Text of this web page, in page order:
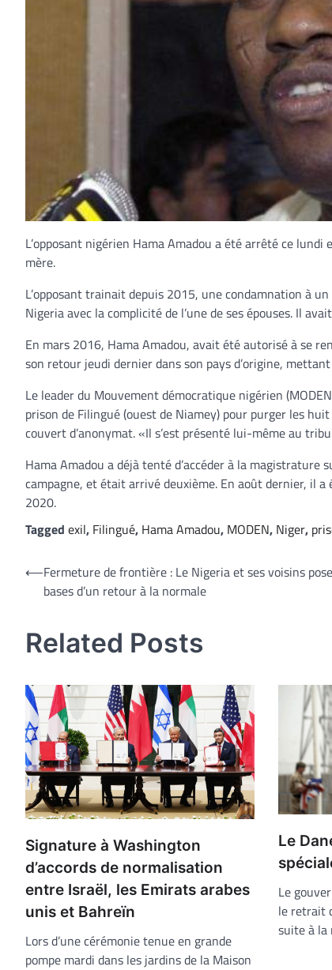
L’opposant nigérien Hama Amadou a été arrêté ce
mère.
L’opposant trainait depuis 2015, une condamnation à
Nigeria avec la complicité de l’une de ses épouses. Il
En mars 2016, Hama Amadou, avait été autorisé à se
son retour jeudi dernier dans son pays d’origine,
Le leader du Mouvement démocratique nigérien
prison de Filingué (ouest de Niamey) pour purger les
couvert d’anonymat. «Il s’est présenté lui-même au
Hama Amadou a déjà tenté d’accéder à la magistrature
campagne, et était arrivé deuxième. En août dernier, il
2020.
Tagged exil, Filingué, Hama Amadou, MODEN, Niger,
Navigation
⟵Fermeture de frontière : Le Nigeria et ses voisins
bases d’un retour à la normale
Related Posts
Signature à Washington
d’accords de normalisation
entre Israël, les Emirats arabes
unis et Bahreïn
Lors d’une cérémonie tenue en grande
pompe mardi dans les jardins de la Maison
Le
Le
le retrait
suite à